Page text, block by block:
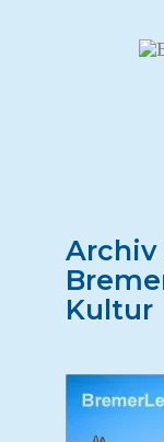
Archiv
Kultur